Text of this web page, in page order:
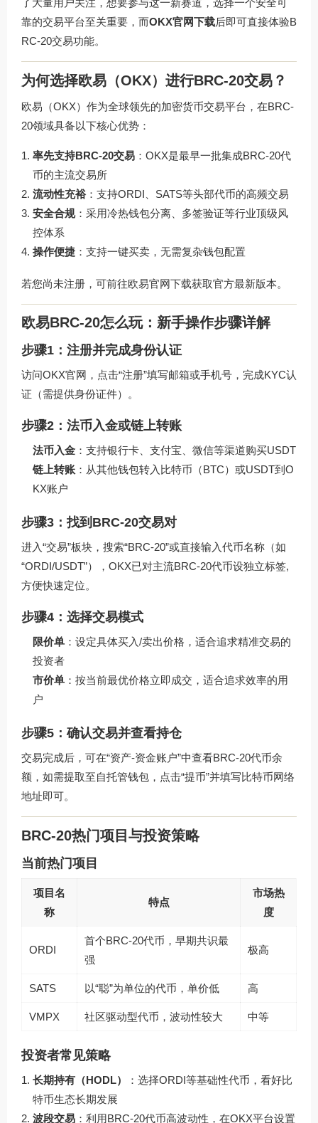
了大量用户关注，想要参与这一新赛道，选择一个安全可
靠的交易平台至关重要，而OKX官网下载后即可直接体验B
RC-20交易功能。
为何选择欧易（OKX）进行BRC-20交易？
欧易（OKX）作为全球领先的加密货币交易平台，在BRC-
20领域具备以下核心优势：
率先支持BRC-20交易 ：OKX是最早一批集成BRC-20代
币的主流交易所
流动性充裕：支持ORDI、SATS等头部代币的高频交易
安全合规：采用冷热钱包分离、多签验证等行业顶级风
控体系
操作便捷 ：支持一键买卖，无需复杂钱包配置
若您尚未注册，可前往欧易官网下载获取官方最新版本。
欧易BRC-20怎么玩：新手操作步骤详解
步骤1：注册并完成身份认证
访问OKX官网 ，点击“注册”填写邮箱或手机号，完成KYC认
证（需提供身份证件）。
步骤2：法币入金或链上转账
法币入金 ：支持银行卡、支付宝、微信等渠道购买USDT
链上转账 ：从其他钱包转入比特币（BTC）或USDT到O
KX账户
步骤3：找到BRC-20交易对
进入“交易”板块，搜索“BRC-20”或直接输入代币名称（如
“ORDI/USDT”），OKX已对主流BRC-20代币设独立标签,
方便快速定位。
步骤4：选择交易模式
限价单 ：设定具体买入/卖出价格，适合追求精准交易的
投资者
市价单 ：按当前最优价格立即成交，适合追求效率的用
户
步骤5：确认交易并查看持仓
交易完成后，可在“资产-资金账户”中查看BRC-20代币余
额，如需提取至自托管钱包，点击“提币”并填写比特币网络
地址即可。
BRC-20热门项目与投资策略
当前热门项目
项目名
称
特点
市场热
度
ORDI
首个BRC-20代币，早期共识最
强
极高
SATS 以“聪”为单位的代币，单价低 高
VMPX 社区驱动型代币，波动性较大 中等
投资者常见策略
长期持有（HODL）
：选择ORDI等基础性代币，看好比
特币生态长期发展
波段交易 ：利用BRC-20代币高波动性，在OKX平台设置